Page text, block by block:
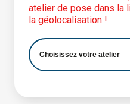
atelier de pose dans la
la géolocalisation !